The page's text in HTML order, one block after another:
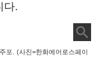
다.
포. (사진=한화에어로스페이